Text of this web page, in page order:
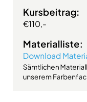
Kursbeitrag:
€110,-
Materialliste:
Download
Sämtlichen
unserem